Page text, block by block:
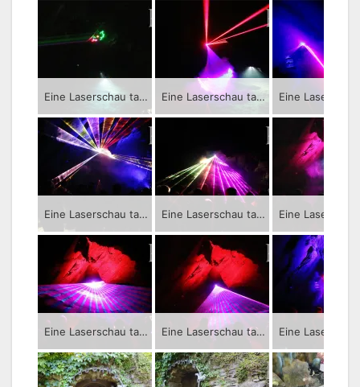
Eine Laserschau tauchte die Tropfsteinhöhle in Syrau in herrliche Farben. Eine Laserschau tauchte die Tropfsteinhöhle in Syrau in herrliche Farben.
Eine Laserschau tauchte die Tropfsteinhöhle in Syrau in herrliche Farben. Eine Laserschau tauchte die Tropfsteinhöhle in Syrau in herrliche Farben.
Eine Laserschau tauchte die Tropfsteinhöhle in Syrau in herrliche Farben. Eine Laserschau tauchte die Tropfsteinhöhle in Syrau in herrliche Farben.